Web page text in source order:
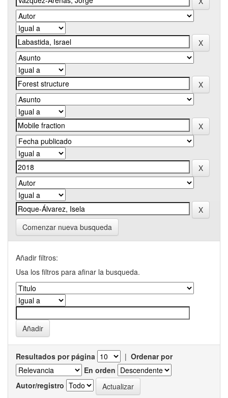
Comenzar nueva busqueda
Añadir filtros:
Usa los filtros para afinar la busqueda.
Resultados por página | Ordenar por
En orden
Autor/registro